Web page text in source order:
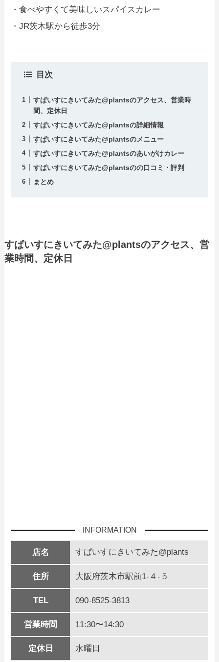
・食べやすくて美味しいスパイスカレー
・JR茨木駅から徒歩3分
目次
すぱいすにきいてみた@plantsのアクセス、営業時
間、定休日
すぱいすにきいてみた@plantsの詳細情報
すぱいすにきいてみた@plantsのメニュー
すぱいすにきいてみた@plantsのあいがけカレー
すぱいすにきいてみた@plantsのの口コミ・評判
まとめ
すぱいすにきいてみた@plantsのアクセス、営
業時間、定休日
INFORMATION
店名 すぱいすにきいてみた@plants
住所 大阪府茨木市駅前1-４-５
TEL 090-8525-3813
営業時間 11:30〜14:30
定休日 水曜日